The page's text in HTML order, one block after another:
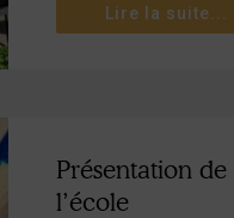
Lire la suite...
Présentation de
l’école